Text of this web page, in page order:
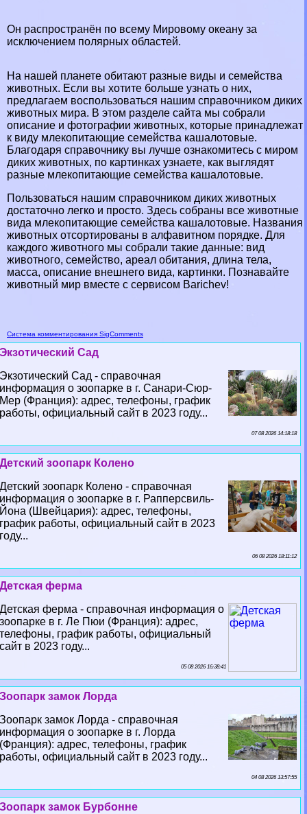
Он распространён по всему Мировому океану за
исключением полярных областей.
На нашей планете обитают разные виды и семейства
животных. Если вы хотите больше узнать о них,
предлагаем воспользоваться нашим справочником диких
животных мира. В этом разделе сайта мы собрали
описание и фотографии животных, которые принадлежат
к виду млекопитающие семейства кашалотовые.
Благодаря справочнику вы лучше ознакомитесь с миром
диких животных, по картинках узнаете, как выглядят
разные млекопитающие семейства кашалотовые.
Пользоваться нашим справочником диких животных
достаточно легко и просто. Здесь собраны все животные
вида млекопитающие семейства кашалотовые. Названия
животных отсортированы в алфавитном порядке. Для
каждого животного мы собрали такие данные: вид
животного, семейство, ареал обитания, длина тела,
масса, описание внешнего вида, картинки. Познавайте
животный мир вместе с сервисом Barichev!
Система комментирования SigComments
Экзотический Сад
Экзотический Сад - справочная
информация о зоопарке в г. Санари-Сюр-
Мер (Франция): адрес, телефоны, график
работы, официальный сайт в 2023 году...
07 08 2026 14:18:18
Детский зоопарк Колено
Детский зоопарк Колено - справочная
информация о зоопарке в г. Рапперсвиль-
Йона (Швейцария): адрес, телефоны,
график работы, официальный сайт в 2023
году...
06 08 2026 18:11:12
Детская ферма
Детская ферма - справочная информация о
зоопарке в г. Ле Пюи (Франция): адрес,
телефоны, график работы, официальный
сайт в 2023 году...
05 08 2026 16:38:41
Зоопарк замок Лорда
Зоопарк замок Лорда - справочная
информация о зоопарке в г. Лорда
(Франция): адрес, телефоны, график
работы, официальный сайт в 2023 году...
04 08 2026 13:57:55
Зоопарк замок Бурбонне